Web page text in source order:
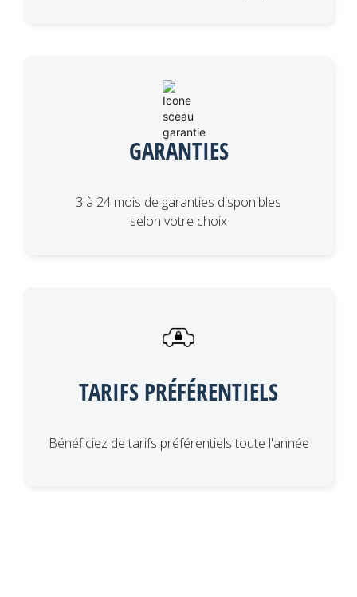
GARANTIES
3 à 24 mois de garanties disponibles
selon votre choix
TARIFS PRÉFÉRENTIELS
Bénéficiez de tarifs préférentiels toute l'année